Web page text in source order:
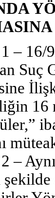
– 16/
Suç
16
–